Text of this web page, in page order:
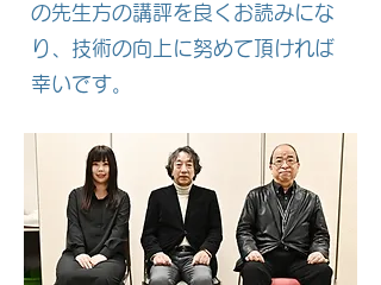
の先生方の講評を良くお読みにな
り、技術の向上に努めて頂ければ
幸いです。